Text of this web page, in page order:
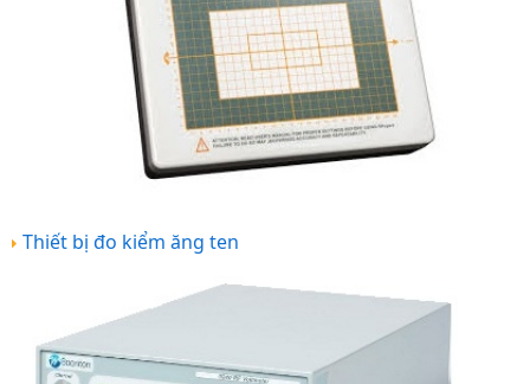
Thiết bị đo kiểm ăng ten